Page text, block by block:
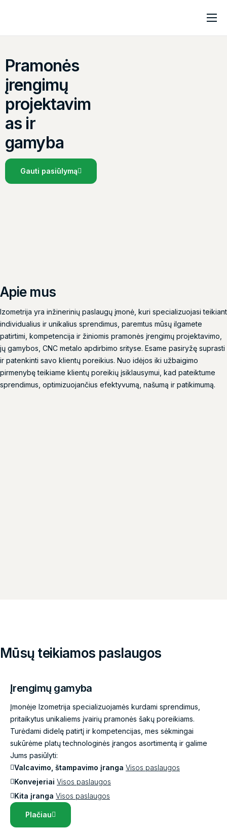
Pradinis
Paslaugos
Kontaktai
Pramonės
įrengimų
projektavim
as ir
gamyba
Gauti pasiūlymą
Apie mus
Izometrija yra inžinerinių paslaugų įmonė, kuri specializuojasi teikiant
individualius ir unikalius sprendimus, paremtus mūsų ilgamete
patirtimi, kompetencija ir žiniomis pramonės įrengimų projektavimo,
jų gamybos, CNC metalo apdirbimo srityse. Esame pasiryžę suprasti
ir patenkinti savo klientų poreikius. Nuo idėjos iki užbaigimo
pirmenybę teikiame klientų poreikių įsiklausymui, kad pateiktume
sprendimus, optimizuojančius efektyvumą, našumą ir patikimumą.
Mūsų teikiamos paslaugos
Įrengimų gamyba
Įmonėje Izometrija specializuojamės kurdami sprendimus,
pritaikytus unikaliems įvairių pramonės šakų poreikiams.
Turėdami didelę patirtį ir kompetencijas, mes sėkmingai
sukūrėme platų technologinės įrangos asortimentą ir galime
Jums pasiūlyti:
Valcavimo, štampavimo įranga Visos paslaugos
Konvejeriai Visos paslaugos
Kita įranga Visos paslaugos
Plačiau